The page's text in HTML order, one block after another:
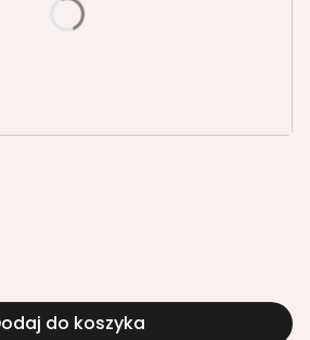
do koszyka